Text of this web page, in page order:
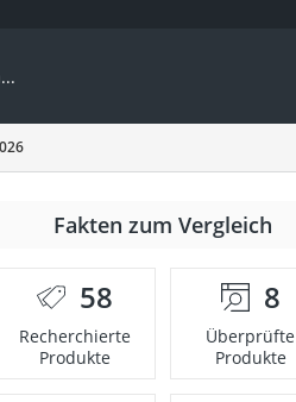
Fakten zum Vergleich
58
Recherchierte
Produkte
8
Überprüfte
Produkte